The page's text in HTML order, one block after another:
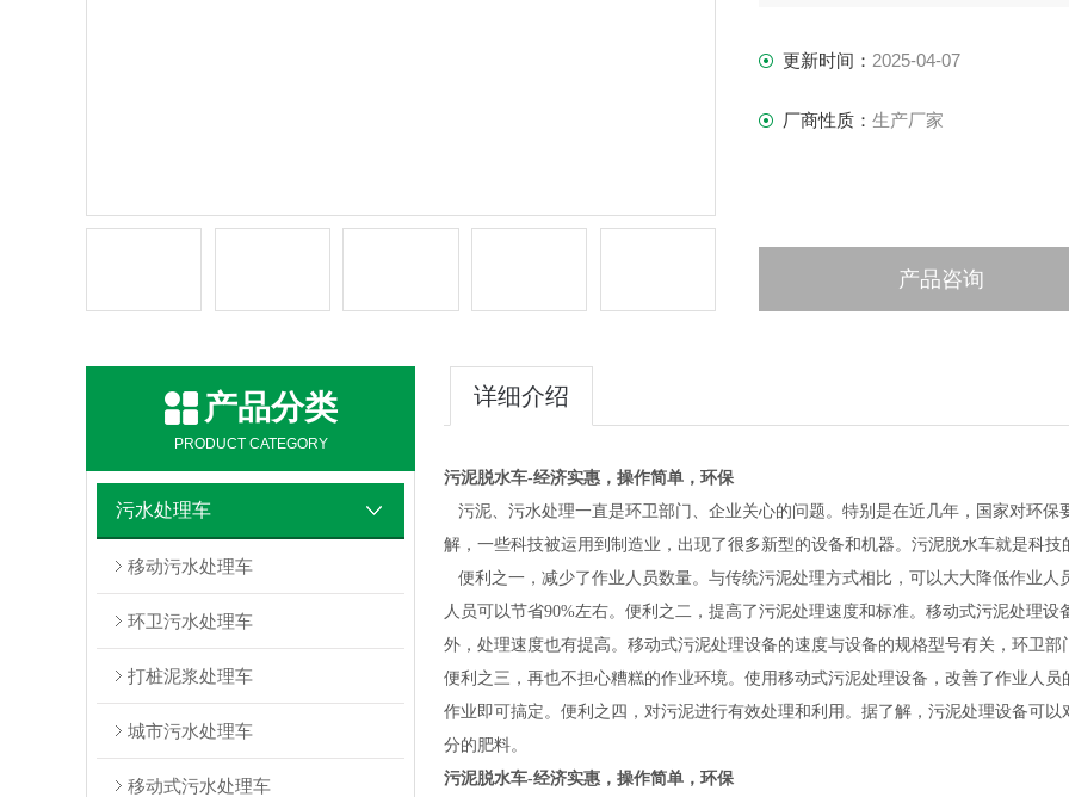
更新时间： 2025-04-07
厂商性质： 生产厂家
产品咨询
产品分类
PRODUCT CATEGORY
污水处理车
移动污水处理车
环卫污水处理车
打桩泥浆处理车
城市污水处理车
移动式污水处理车
详细介绍
污泥脱水车-经济实惠，操作简单，环保
污泥、污水处理一直是环卫部门、企业关心的问题。特别是在近几年，国家对环保
解，一些科技被运用到制造业，出现了很多新型的设备和机器。 污泥脱水车就是科技
便利之一，减少了作业人员数量。与传统污泥处理方式相比，可以大大降低作业人
人员可以节省90%左右。便利之二，提高了污泥处理速度和标准。移动式污泥处理设
外，处理速度也有提高。移动式污泥处理设备的速度与设备的规格型号有关，环卫部
便利之三，再也不担心糟糕的作业环境。使用移动式污泥处理设备，改善了作业人
作业即可搞定。便利之四，对污泥进行有效处理和利用。据了解， 污泥处理设备可以
分的肥料。
污泥脱水车-经济实惠，操作简单，环保